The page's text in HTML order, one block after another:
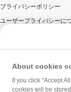
プライバシーポリシー
ユーザープライバシーに
ウェブサイト利用規約
反社会的勢力に対する方針
勧誘方針
About cookies
If you click "Accept
cookies will be